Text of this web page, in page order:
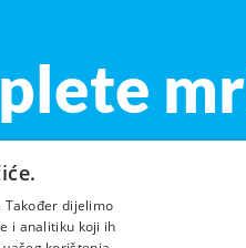
Također dijelimo
i analitiku koji ih